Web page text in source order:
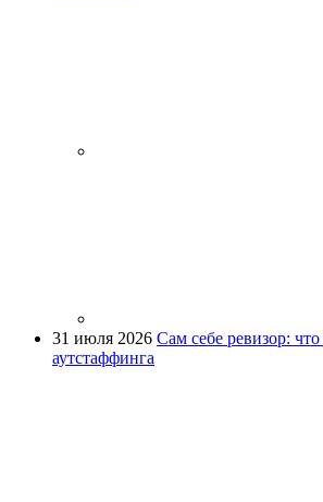
31 июля 2026 Сам себе ревизор:
аутстаффинга